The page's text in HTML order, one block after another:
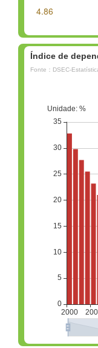
4.86